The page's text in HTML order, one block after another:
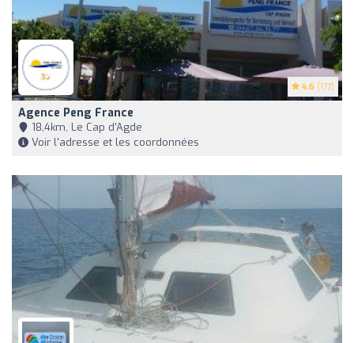
4.6 (177)
Agence Peng France
18,4km, Le Cap d'Agde
Voir l'adresse et les coordonnées